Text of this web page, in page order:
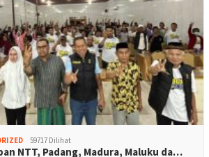
59717 Dilihat
NTT, Padang, Madura, Maluku da…